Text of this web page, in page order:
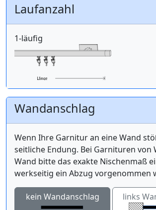
Laufanzahl
1-läufig
Wandanschlag
Wenn Ihre Garnitur an eine Wand
seitliche Endung. Bei Garnituren von
Wand bitte das exakte Nischenmaß
werkseitig ein Abzug vorgenommen
kein Wandanschlag links